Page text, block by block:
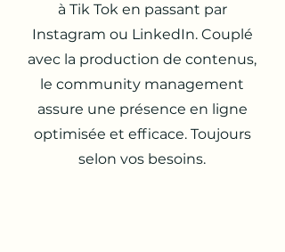
à Tik Tok en passant par
Instagram ou LinkedIn. Couplé
avec la production de contenus,
le community management
assure une présence en ligne
optimisée et efficace. Toujours
selon vos besoins.